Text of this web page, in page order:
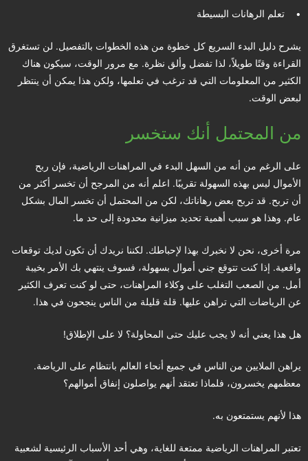
• تعلم الرهانات البسيطة
يشرح دليل البدء السريع كل خطوة من هذه الخطوات بالتفصيل. لن تستغرق
القراءة وقتًا طويلاً، لذا تفضل وألق نظرة. مع مرور الوقت، سيكون هناك
الكثير من المعلومات التي قد ترغب في تعلمها، ولكن هذا يمكن أن ينتظر
لبعض الوقت.
من المحتمل أنك ستخسر
على الرغم من أنه من السهل البدء في المراهنات الرياضية، فإن ربح
الأموال ليس بهذه السهولة تقريبًا. اعلم أنه من المرجح أن تخسر أكثر من
أن تربح. قد تربح بعض رهاناتك، لكن من المحتمل أن تخسر المال بشكل
عام. وهذا هو سبب أهمية تحديد ميزانية محدودة إلى حد ما.
مرة أخرى، نحن لا نخبرك بهذا لإحباطك. لكننا نريدك أن تكون لديك توقعات
واقعية. إذا كنت تتوقع جني أموال بسهولة، فسوف ينتهي بك الأمر بخيبة
أمل. من الصعب التغلب على وكلاء المراهنات، حتى لو كنت تعرف الكثير
عن الرياضات التي تراهن عليها. قلة قليلة من الناس ينجحون في هذا.
هل هذا يعني أنه لا يجب عليك حتى المحاولة؟ لا على الإطلاق!
يراهن الملايين من الناس في جميع أنحاء العالم بانتظام على الرياضة.
معظمهم يخسرون، فلماذا تعتقد أنهم يواصلون إنفاق أموالهم؟
هذا لأنهم يستمتعون به.
تعتبر المراهنات الرياضية ممتعة للغاية، وهي أحد الأسباب الرئيسية لشعبية